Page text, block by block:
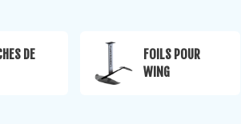
DE
FOILS POUR
WING